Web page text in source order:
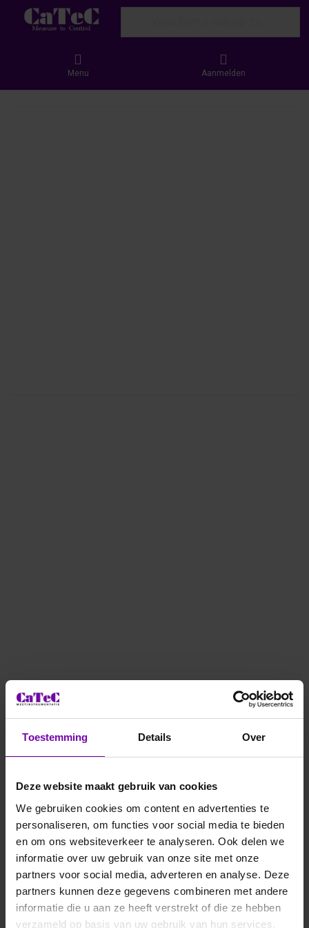
Toestemming Details Over
Deze website maakt gebruik van cookies
We gebruiken cookies om content en advertenties te
personaliseren, om functies voor social media te bieden
en om ons websiteverkeer te analyseren. Ook delen we
informatie over uw gebruik van onze site met onze
partners voor social media, adverteren en analyse. Deze
partners kunnen deze gegevens combineren met andere
informatie die u aan ze heeft verstrekt of die ze hebben
verzameld op basis van uw gebruik van hun services.
Menu Aanmelden